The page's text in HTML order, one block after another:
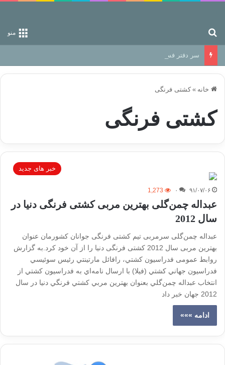
منو
سر دفتر فساد در زمین‌، دوری وکناره‌گیری از راه خداست‌!
خانه » کشتی فرنگی
کشتی فرنگی
خبر های جدید
۹۱/۰۷/۰۶ ۰ 1,273
عبداله چمن‌گلی بهترین مربی کشتی فرنگی دنیا در
سال 2012
عبداله چمن‌گلی سرمربی تیم کشتی فرنگی جوانان کشورمان عنوان
بهترین مربی سال 2012 کشتی فرنگی دنیا را از آن خود کرد.به گزارش
روابط عمومی فدراسیون کشتي، رافائل مارتينتي رئيس سوئيسي
فدراسيون جهاني كشتي (فيلا) با ارسال نامه‌اي به فدراسيون كشتي از
انتخاب عبداله چمن‌گلي بعنوان بهترين مربي كشتي فرنگي دنيا در سال
2012 جهان خبر داد
ادامه »»»